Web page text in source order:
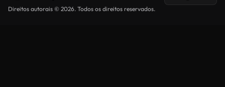
Direitos autorais © 2026. Todos os direitos reservados.